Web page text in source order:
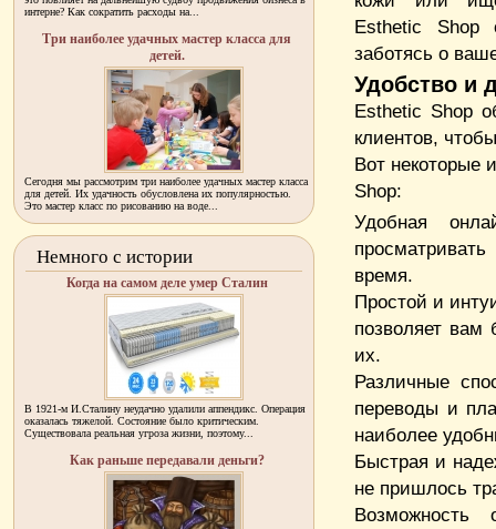
Esthetic Shop
заботясь о
Удобство и
Esthetic Shop
клиентов,
Вот некоторые
Shop:
Удобная
время.
Простой и
позволяет вам
их.
Различные
переводы и
наиболее
Быстрая и
не пришлось
Возможность
интерне? Как сократить расходы на...
Три наиболее удачных мастер класса для
детей.
Сегодня мы рассмотрим три наиболее удачных мастер класса
для детей. Их удачность обусловлена их популярностью.
Это мастер класс по рисованию на воде...
Немного с истории
Когда на самом деле умер Сталин
В 1921-м И.Сталину неудачно удалили аппендикс. Операция
оказалась тяжелой. Состояние было критическим.
Существовала реальная угроза жизни, поэтому...
Как раньше передавали деньги?